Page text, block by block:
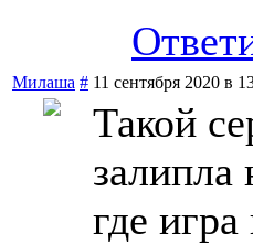
Милаша # 11 сентября 2020 в
Такой
где